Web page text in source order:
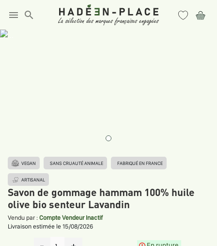
menu search
VEGAN SANS CRUAUTÉ ANIMALE FABRIQUÉ EN FRANCE
ARTISANAL
Savon de gommage hammam 100% huile
olive bio senteur Lavandin
Vendu par : Compte Vendeur Inactif
Livraison estimée le 15/08/2026